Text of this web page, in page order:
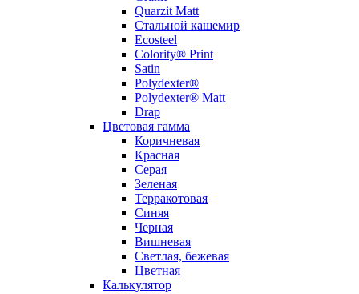
Quarzit Matt
Стальной кашемир
Ecosteel
Colority® Print
Satin
Polydexter®
Polydexter® Matt
Drap
Цветовая гамма
Коричневая
Красная
Серая
Зеленая
Терракотовая
Синяя
Черная
Вишневая
Светлая, бежевая
Цветная
Калькулятор